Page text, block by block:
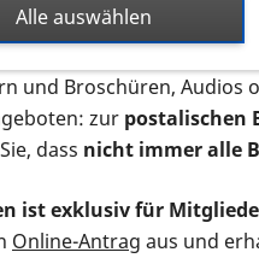
Infomaterial der
und Broschüren,
zur postalischen
dass nicht immer alle
ist exklusiv für
Online-Antrag aus und
Alle auswählen